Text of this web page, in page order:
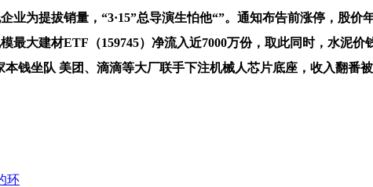
为提拔销量，“3·15”总导演生怕他“”。通知布告前涨停，股
最大建材ETF（159745）净流入近7000万份，取此同时，水泥
钱坐队 美团、滴滴等大厂联手下注机械人芯片底座，收入翻番
环